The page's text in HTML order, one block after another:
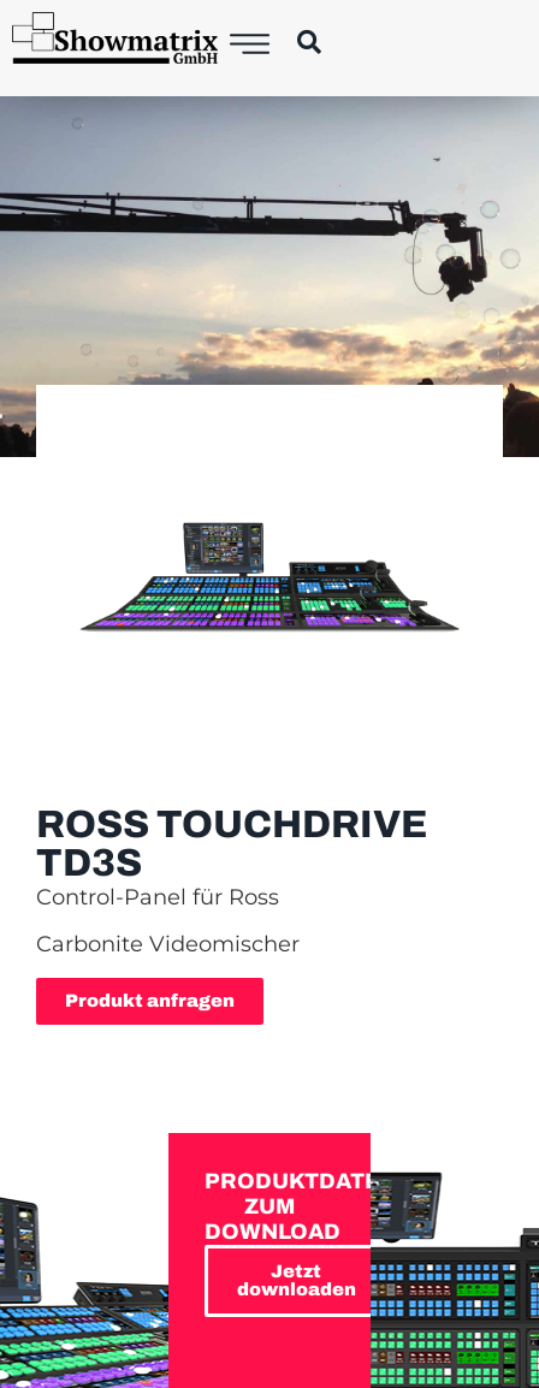
ROSS TOUCHDRIVE
TD3S
Control-Panel für Ross
Carbonite Videomischer
Produkt anfragen
PRODUKTDATEN
ZUM
DOWNLOAD
Jetzt
downloaden